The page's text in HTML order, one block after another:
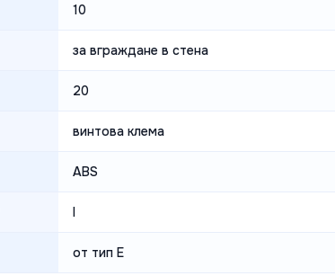
10
за вграждане в стена
20
винтова клема
ABS
I
от тип E